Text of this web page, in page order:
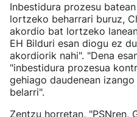
Inbestidura prozesu
lortzeko beharrari buruz,
akordio bat lortzeko
EH Bilduri esan diogu ez
akordiorik nahi". "Dena
"inbestidura prozesua
gehiago daudenean
belarri".
Zentzu horretan, "PSNren,